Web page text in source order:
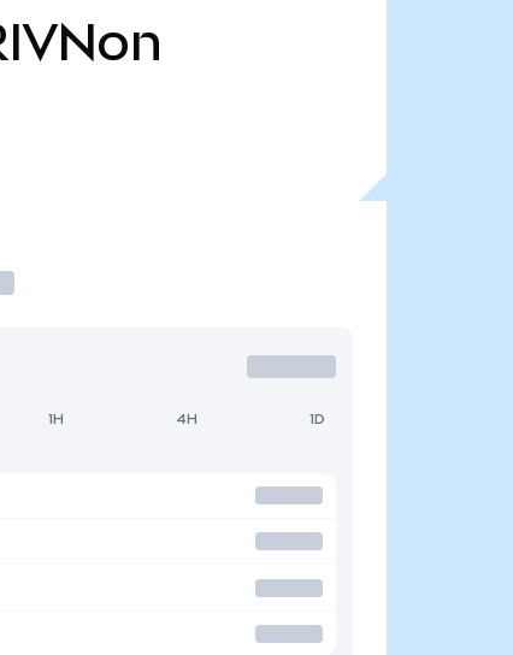
1H 4H 1D